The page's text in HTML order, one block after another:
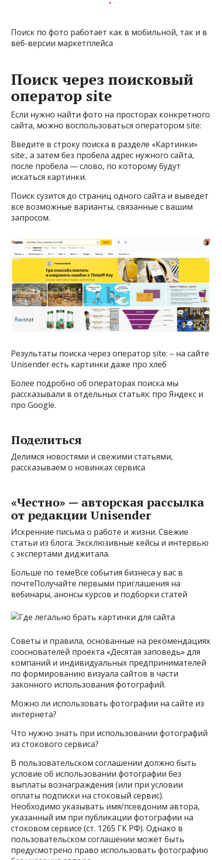
Поиск по фото работает как в мобильной, так и в
веб-версии маркетплейса
Поиск через поисковый
оператор site
Если нужно найти фото на просторах конкретного
сайта, можно воспользоваться оператором site:
Введите в строку поиска в разделе «Картинки»
site:, а затем без пробела адрес нужного сайта,
после пробела — слово, по которому будут
искаться картинки.
Поиск сузится до страниц одного сайта и выведет
все возможные варианты, связанные с вашим
запросом.
Результаты поиска через оператор site: – на сайте
Unisender есть картинки даже про хлеб
Более подробно об операторах поиска мы
рассказывали в отдельных статьях: про Яндекс и
про Google.
Поделиться
Делимся новостями и свежими статьями,
рассказываем о новинках сервиса
«Честно» — авторская рассылка
от редакции Unisender
Искренние письма о работе и жизни. Свежие
статьи из блога. Эксклюзивные кейсы и интервью
с экспертами диджитала.
Больше по темеВсе события бизнеса у вас в
почтеПолучайте первыми приглашения на
вебинары, анонсы курсов и подборки статей
Советы и правила, основанные на рекомендациях
сооснователей проекта «Десятая заповедь» для
компаний и индивидуальных предпринимателей
по формированию визуала сайтов в части
законного использования фотографий.
Можно ли использовать фотографии на сайте из
интернета?
Что нужно знать при использовании фотографий
из стокового сервиса?
В пользовательском соглашении должно быть
условие об использовании фотографии без
выплаты вознаграждения (или при условии
оплаты подписки на стоковый сервис).
Необходимо указывать имя/псевдоним автора,
указанный им при публикации фотографии на
стоковом сервисе (ст. 1265 ГК РФ). Однако в
пользовательском соглашении может быть
предусмотрено право использовать фотографию